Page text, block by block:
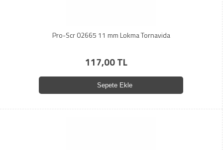
Pro-Scr 02665 11 mm Lokma Tornavida
117,00 TL
Sepete Ekle